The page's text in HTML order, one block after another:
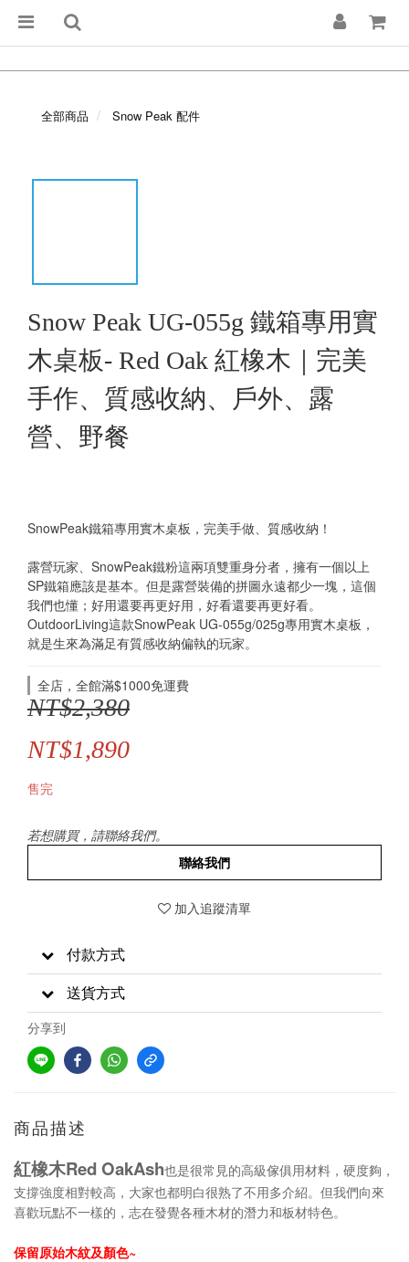
全部商品 Snow Peak 配件
Snow Peak UG-055g 鐵箱專用實
木桌板- Red Oak 紅橡木｜完美
手作、質感收納、戶外、露
營、野餐
SnowPeak鐵箱專用實木桌板，完美手做、質感收納！
露營玩家、SnowPeak鐵粉這兩項雙重身分者，擁有一個以上
SP鐵箱應該是基本。但是露營裝備的拼圖永遠都少一塊，這個
我們也懂；好用還要再更好用，好看還要再更好看。
OutdoorLiving這款SnowPeak UG-055g/025g專用實木桌板，
就是生來為滿足有質感收納偏執的玩家。
全店，全館滿$1000免運費
NT$2,380
NT$1,890
售完
若想購買，請聯絡我們。
聯絡我們
加入追蹤清單
付款方式
送貨方式
分享到
商品描述
紅橡木Red OakAsh也是很常見的高級傢俱用材料，硬度夠，
支撐強度相對較高，大家也都明白很熟了不用多介紹。但我們向來
喜歡玩點不一樣的，志在發覺各種木材的潛力和板材特色。
保留原始木紋及顏色~